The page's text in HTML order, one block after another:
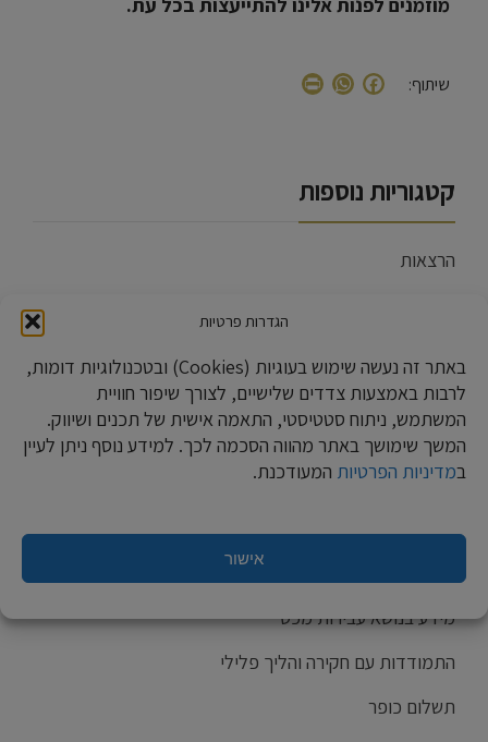
הגדרות פרטיות
באתר זה נעשה שימוש בעוגיות (Cookies) ובטכנולוגיות דומות,
לרבות באמצעות צדדים שלישיים, לצורך שיפור חוויית
המשתמש, ניתוח סטטיסטי, התאמה אישית של תכנים ושיווק.
המשך שימושך באתר מהווה הסכמה לכך. למידע נוסף ניתן לעיין
במדיניות הפרטיות המעודכנת.
אישור
שיתוף: Facebook
WhatsApp
קטגוריות נוספות
הרצאות
מידע בנושא עבירות מס הכנסה
מידע בנושא עבירות מע"מ
מידע בנושא חשבוניות פיקטיביות
מידע בנושא עבירות הלבנת הון
עבירות כלכליות וצווארון לבן
מידע בנושא עבירות מכס
התמודדות עם חקירה והליך פלילי
תשלום כופר